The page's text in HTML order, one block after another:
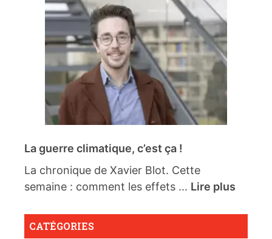
La guerre climatique, c’est ça !
La chronique de Xavier Blot. Cette
semaine : comment les effets ... Lire plus
CATÉGORIES